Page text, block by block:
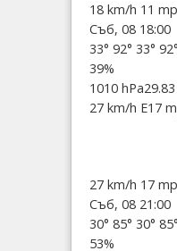
18 km/h 11
Съб, 08 18:00
33° 92° 33° 92°
39%
1010 hPa
27 km/h E17
27 km/h 17
Съб, 08 21:00
30° 85° 30° 85°
53%